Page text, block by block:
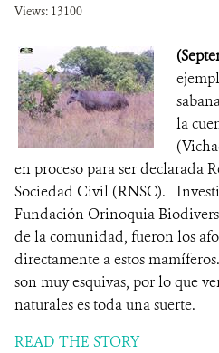
Views: 13100
la
en proceso para ser declarada
Sociedad Civil (RNSC).
Fundación Orinoquia
de la comunidad, fueron los
directamente a estos
son muy esquivas, por lo que
naturales es toda una suerte.
READ THE STORY